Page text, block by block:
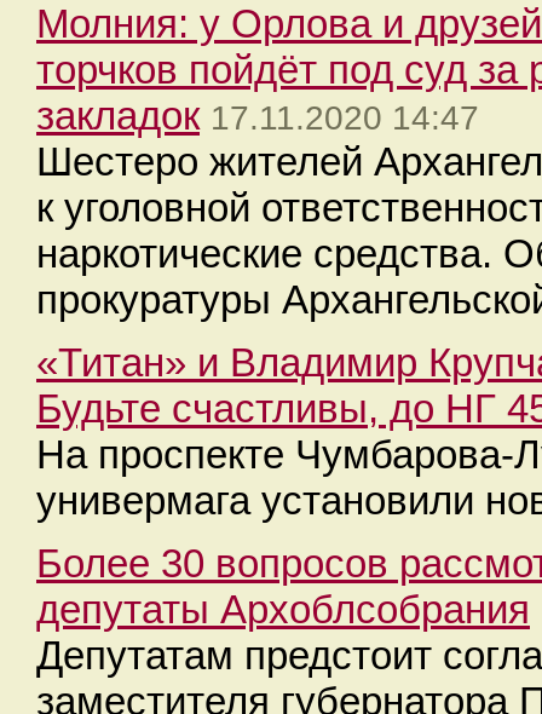
Молния: у Орлова и
торчков пойдёт под суд за
закладок 17.11.2020 14:47
Шестеро жителей
к уголовной
наркотические средства.
прокуратуры
«Титан» и Владимир
Будьте счастливы, до НГ
На проспекте Чумбарова-
универмага установили
Более 30 вопросов
депутаты Архоблсобрания
Депутатам предстоит
заместителя губернатора